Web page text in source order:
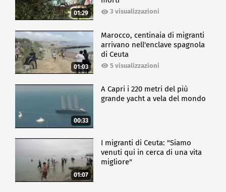
01:29 3 visualizzazioni
01:03
Marocco, centinaia di migranti
arrivano nell'enclave spagnola
di Ceuta
5 visualizzazioni
00:33
A Capri i 220 metri del più
grande yacht a vela del mondo
01:07
I migranti di Ceuta: "Siamo
venuti qui in cerca di una vita
migliore"